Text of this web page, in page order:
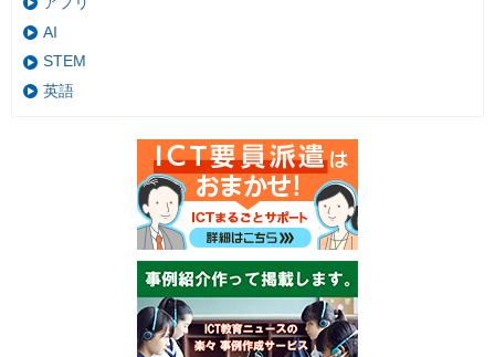
AI
STEM
英語